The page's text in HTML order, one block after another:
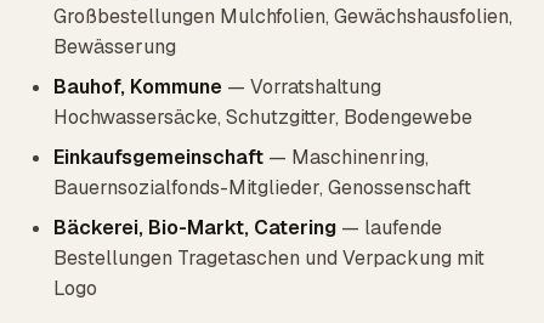
Großbestellungen Mulchfolien, Gewächshausfolien,
Bewässerung
Bauhof, Kommune — Vorratshaltung
Hochwassersäcke, Schutzgitter, Bodengewebe
Einkaufsgemeinschaft — Maschinenring,
Bauernsozialfonds-Mitglieder, Genossenschaft
Bäckerei, Bio-Markt, Catering — laufende
Bestellungen Tragetaschen und Verpackung mit
Logo